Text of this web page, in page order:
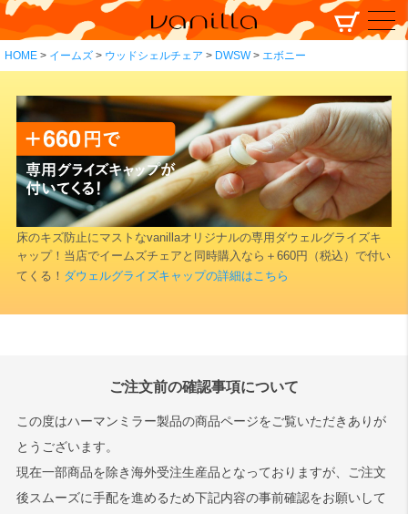
HOME イームズ ウッドシェルチェア DWSW エボニー
床のキズ防止にマストなvanillaオリジナルの専用ダウェルグライズキ
ャップ！当店でイームズチェアと同時購入なら＋660円（税込）で付い
てくる！ ダウェルグライズキャップの詳細はこちら
ご注文前の確認事項について
この度はハーマンミラー製品の商品ページをご覧いただきありが
とうございます。
現在一部商品を除き海外受注生産品となっておりますが、ご注文
後スムーズに手配を進めるため下記内容の事前確認をお願いして